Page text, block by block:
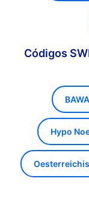
Códigos
Hypo